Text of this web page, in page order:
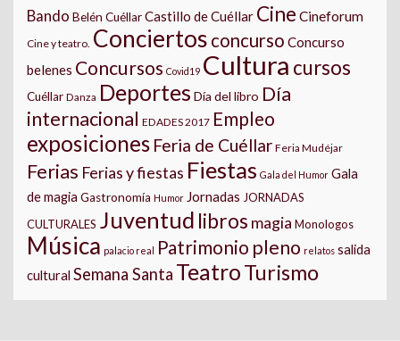
Bando Belén CuéllarCastillo de Cuéllar Cine Cineforum
Cine y teatro. Conciertos concurso Concurso
belenes Concursos Covid19 Cultura cursos
Cuéllar Danza Deportes Día del libro Día
internacional EDADES 2017 Empleo
exposiciones Feria de Cuéllar Feria Mudéjar
Ferias Ferias y fiestas Fiestas Gala del Humor Gala
de magia Gastronomía Humor Jornadas JORNADAS
CULTURALES Juventud libros magia Monologos
Música palacio real Patrimonio pleno relatos salida
cultural Semana Santa TeatroTurismo